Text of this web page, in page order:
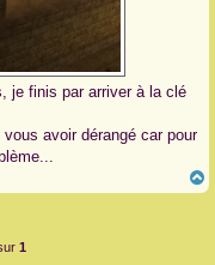
je finis par arriver à la clé
avoir dérangé car pour
a
1